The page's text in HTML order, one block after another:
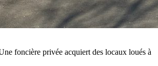
foncière privée acquiert des locaux loués à